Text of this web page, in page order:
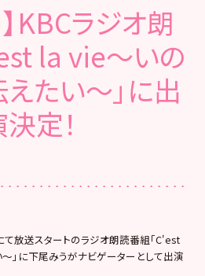
KBCラジオ朗
la vie〜いの
たい〜」に出
定！
放送スタートのラジオ朗読番組「C'est
」に下尾みうがナビゲーターとして出演